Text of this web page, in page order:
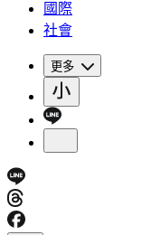
國際
社會
更多